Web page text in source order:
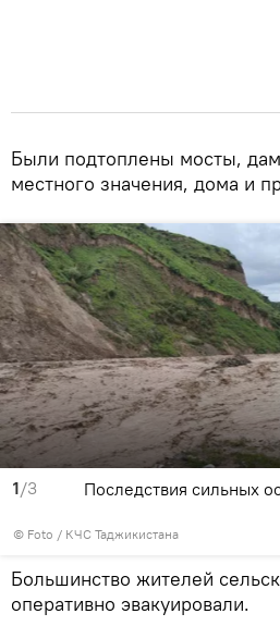
Были подтоплены мосты,
местного значения, дома и
1/3
© Foto / КЧС Таджикистана
Последствия сильных
Большинство жителей
оперативно эвакуировали.